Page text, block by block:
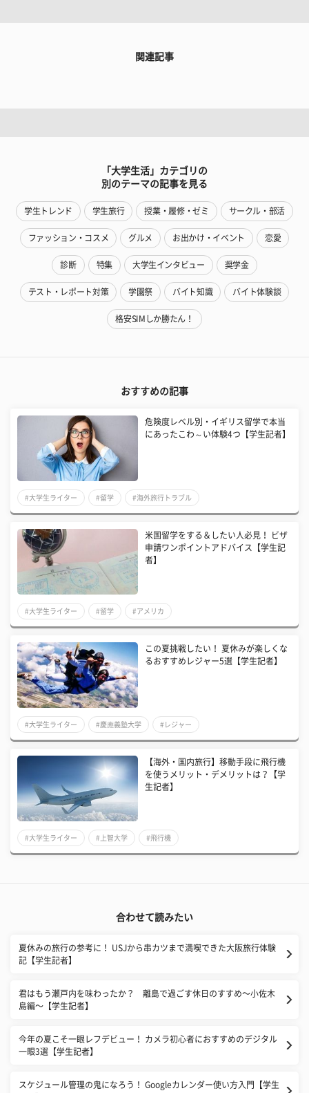
関連記事
「大学生活」カテゴリの
別のテーマの記事を見る
学生トレンド 学生旅行 授業・履修・ゼミ サークル・部活
ファッション・コスメ グルメ お出かけ・イベント 恋愛
診断 特集 大学生インタビュー 奨学金
テスト・レポート対策 学園祭 バイト知識 バイト体験談
格安SIMしか勝たん！
おすすめの記事
危険度レベル別・イギリス留学で本当
にあったこわ～い体験4つ【学生記者】
#大学生ライター #留学 #海外旅行トラブル
米国留学をする＆したい人必見！ ビザ
申請ワンポイントアドバイス【学生記
者】
#大学生ライター #留学 #アメリカ
この夏挑戦したい！ 夏休みが楽しくな
るおすすめレジャー5選【学生記者】
#大学生ライター #慶應義塾大学 #レジャー
【海外・国内旅行】移動手段に飛行機
を使うメリット・デメリットは？【学
生記者】
#大学生ライター #上智大学 #飛行機
合わせて読みたい
夏休みの旅行の参考に！ USJから串カツまで満喫できた大阪旅行体験
記【学生記者】
君はもう瀬戸内を味わったか？ 離島で過ごす休日のすすめ〜小佐木
島編〜【学生記者】
今年の夏こそ一眼レフデビュー！ カメラ初心者におすすめのデジタル
一眼3選【学生記者】
スケジュール管理の鬼になろう！ Googleカレンダー使い方入門【学生